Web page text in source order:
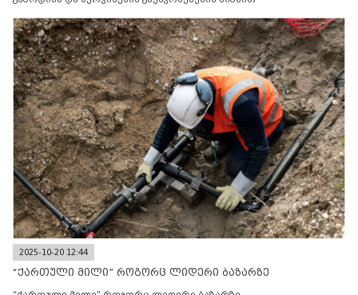
2025-10-20 12:44
“ქართული მილი” როგორც ლიდერი ბაზარზე